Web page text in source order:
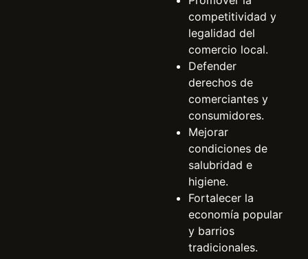
competitividad y
legalidad del
comercio local.
Defender
derechos de
comerciantes y
consumidores.
Mejorar
condiciones de
salubridad e
higiene.
Fortalecer la
economía popular
y barrios
tradicionales.